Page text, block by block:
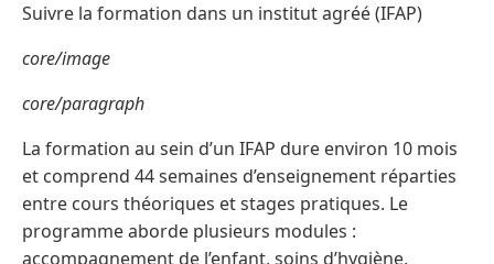
Suivre la formation dans un institut agréé (IFAP)
core/image
core/paragraph
La formation au sein d’un IFAP dure environ 10 mois
et comprend 44 semaines d’enseignement réparties
entre cours théoriques et stages pratiques. Le
programme aborde plusieurs modules :
accompagnement de l’enfant, soins d’hygiène,